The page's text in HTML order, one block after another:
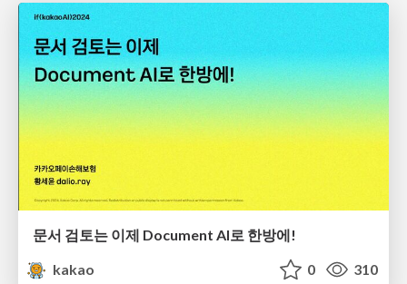
문서 검토는 이제 Document AI로 한방에!
kakao
0 310